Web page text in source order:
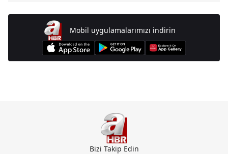
Mobil uygulamalarımızı indirin
Bizi Takip Edin